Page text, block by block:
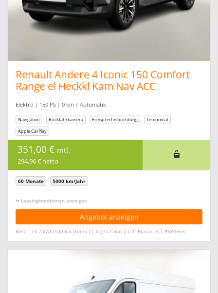
Renault Andere 4 Iconic 150 Comfort
Range el Heckkl Kam Nav ACC
Elektro | 150 PS | 0 km | Automatik
Navigation Rückfahrkamera Freisprecheinrichtung
Tempomat
Apple CarPlay
351,00 € mtl.
294,96 € netto
60 Monate 5000 km/Jahr
Leasingkonditionen ein-/ausblenden
Angebot anzeigen
Neu | 15,7 kWh/100 km (komb.) | 0 g CO2/km | CO2-Klasse: A | #584553